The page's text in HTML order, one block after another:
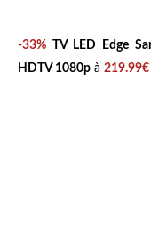
-33% TV LED Edge
HDTV 1080p à 219.99€